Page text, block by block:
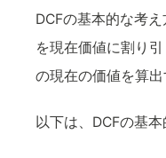
DCFの基本的な考
を現在価値に割り
の現在の価値を算出
以下は、DCFの基